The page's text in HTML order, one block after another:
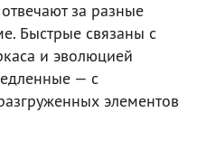
за разные
Быстрые связаны с
и эволюцией
— с
элементов